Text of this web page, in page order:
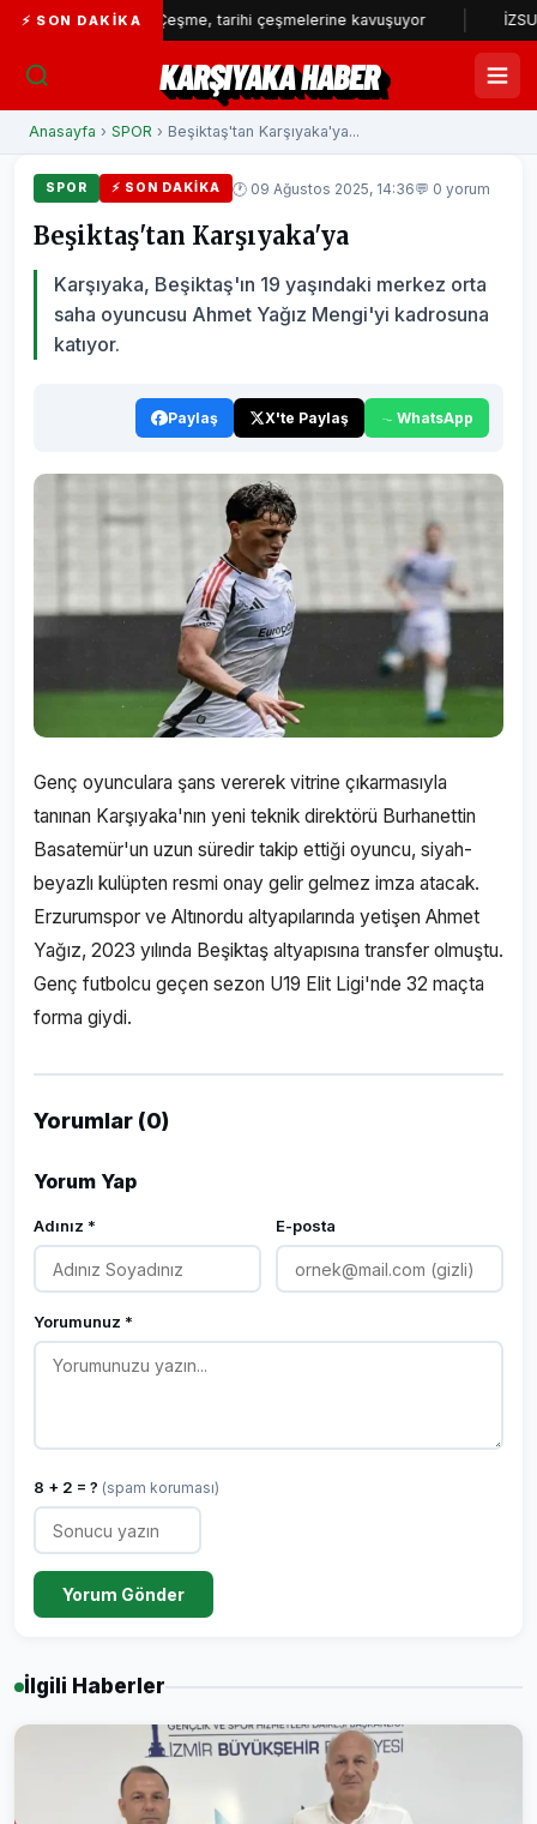
⚡ SON DAKIKAÇeşme, tarihi çeşmelerine kavuşuyor İZSU’dan
KARŞIYAKA HABER
Anasayfa › SPOR › Beşiktaş'tan Karşıyaka'ya...
SPOR ⚡ SON DAKIKA 🕐 09 Ağustos 2025, 14:36💬 0 yorum
Beşiktaş'tan Karşıyaka'ya
Karşıyaka, Beşiktaş'ın 19 yaşındaki merkez orta
saha oyuncusu Ahmet Yağız Mengi'yi kadrosuna
katıyor.
Paylaş X'te Paylaş WhatsApp
Genç oyunculara şans vererek vitrine çıkarmasıyla
tanınan Karşıyaka'nın yeni teknik direktörü Burhanettin
Basatemür'un uzun süredir takip ettiği oyuncu, siyah-
beyazlı kulüpten resmi onay gelir gelmez imza atacak.
Erzurumspor ve Altınordu altyapılarında yetişen Ahmet
Yağız, 2023 yılında Beşiktaş altyapısına transfer olmuştu.
Genç futbolcu geçen sezon U19 Elit Ligi'nde 32 maçta
forma giydi.
Yorumlar (0)
Yorum Yap
Adınız * E-posta
Yorumunuz *
8 + 2 = ? (spam koruması)
Yorum Gönder
İlgili Haberler